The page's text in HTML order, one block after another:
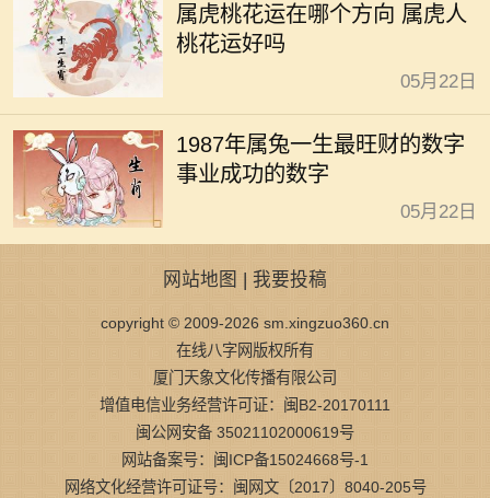
属虎桃花运在哪个方向 属虎人
桃花运好吗
05月22日
1987年属兔一生最旺财的数字
事业成功的数字
05月22日
网站地图 | 我要投稿
copyright © 2009-2026 sm.xingzuo360.cn
在线八字网版权所有
厦门天象文化传播有限公司
增值电信业务经营许可证：闽B2-20170111
闽公网安备 35021102000619号
网站备案号：闽ICP备15024668号-1
网络文化经营许可证号：闽网文〔2017〕8040-205号